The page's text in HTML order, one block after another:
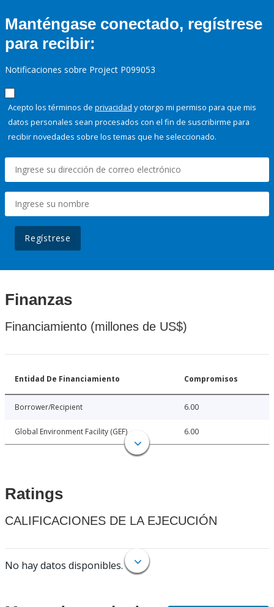
Manténgase conectado, regístrese
para recibir:
Notificaciones sobre Project P099053
Acepto los términos de privacidad y otorgo mi permiso para que mis
datos personales sean procesados con el fin de suscribirme para
recibir novedades sobre los temas que he seleccionado.
Regístrese
Finanzas
Financiamiento (millones de US$)
Entidad De Financiamiento Compromisos
Borrower/Recipient 6.00
Global Environment Facility (GEF) 6.00
Ratings
CALIFICACIONES DE LA EJECUCIÓN
No hay datos disponibles.